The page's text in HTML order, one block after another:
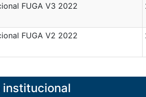
FUGA V3 2022
FUGA V2 2022
institucional